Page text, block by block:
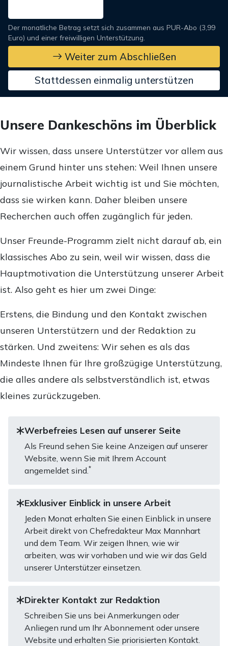
Der monatliche Betrag setzt sich zusammen aus PUR-Abo (3,99
Euro) und einer freiwilligen Unterstützung.
Weiter zum Abschließen
Stattdessen einmalig unterstützen
Unsere Dankeschöns im Überblick
Wir wissen, dass unsere Unterstützer vor allem aus
einem Grund hinter uns stehen: Weil Ihnen unsere
journalistische Arbeit wichtig ist und Sie möchten,
dass sie wirken kann. Daher bleiben unsere
Recherchen auch offen zugänglich für jeden.
Unser Freunde-Programm zielt nicht darauf ab, ein
klassisches Abo zu sein, weil wir wissen, dass die
Hauptmotivation die Unterstützung unserer Arbeit
ist. Also geht es hier um zwei Dinge:
Erstens, die Bindung und den Kontakt zwischen
unseren Unterstützern und der Redaktion zu
stärken. Und zweitens: Wir sehen es als das
Mindeste Ihnen für Ihre großzügige Unterstützung,
die alles andere als selbstverständlich ist, etwas
kleines zurückzugeben.
Werbefreies Lesen auf unserer Seite
Als Freund sehen Sie keine Anzeigen auf unserer
Website, wenn Sie mit Ihrem Account
angemeldet sind.*
Exklusiver Einblick in unsere Arbeit
Jeden Monat erhalten Sie einen Einblick in unsere
Arbeit direkt von Chefredakteur Max Mannhart
und dem Team. Wir zeigen Ihnen, wie wir
arbeiten, was wir vorhaben und wie wir das Geld
unserer Unterstützer einsetzen.
Direkter Kontakt zur Redaktion
Schreiben Sie uns bei Anmerkungen oder
Anliegen rund um Ihr Abonnement oder unsere
Website und erhalten Sie priorisierten Kontakt.